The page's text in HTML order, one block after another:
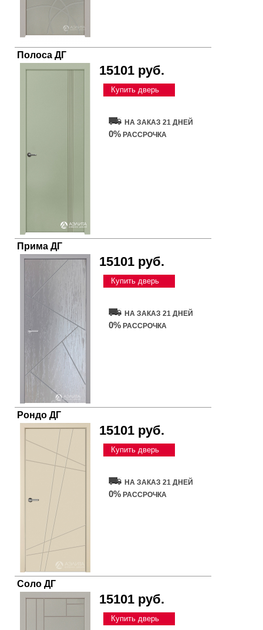
Полоса ДГ
15101 руб.
Купить дверь
НА ЗАКАЗ 21 ДНЕЙ
0% РАССРОЧКА
Прима ДГ
15101 руб.
Купить дверь
НА ЗАКАЗ 21 ДНЕЙ
0% РАССРОЧКА
Рондо ДГ
15101 руб.
Купить дверь
НА ЗАКАЗ 21 ДНЕЙ
0% РАССРОЧКА
Соло ДГ
15101 руб.
Купить дверь